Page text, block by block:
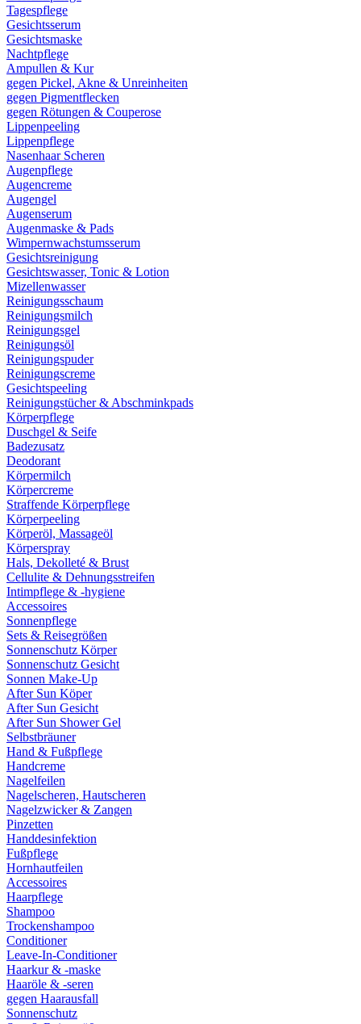
Tagespflege
Gesichtsserum
Gesichtsmaske
Nachtpflege
Ampullen & Kur
gegen Pickel, Akne & Unreinheiten
gegen Pigmentflecken
gegen Rötungen & Couperose
Lippenpeeling
Lippenpflege
Nasenhaar Scheren
Augenpflege
Augencreme
Augengel
Augenserum
Augenmaske & Pads
Wimpernwachstumsserum
Gesichtsreinigung
Gesichtswasser, Tonic & Lotion
Mizellenwasser
Reinigungsschaum
Reinigungsmilch
Reinigungsgel
Reinigungsöl
Reinigungspuder
Reinigungscreme
Gesichtspeeling
Reinigungstücher & Abschminkpads
Körperpflege
Duschgel & Seife
Badezusatz
Deodorant
Körpermilch
Körpercreme
Straffende Körperpflege
Körperpeeling
Körperöl, Massageöl
Körperspray
Hals, Dekolleté & Brust
Cellulite & Dehnungsstreifen
Intimpflege & -hygiene
Accessoires
Sonnenpflege
Sets & Reisegrößen
Sonnenschutz Körper
Sonnenschutz Gesicht
Sonnen Make-Up
After Sun Köper
After Sun Gesicht
After Sun Shower Gel
Selbstbräuner
Hand & Fußpflege
Handcreme
Nagelfeilen
Nagelscheren, Hautscheren
Nagelzwicker & Zangen
Pinzetten
Handdesinfektion
Fußpflege
Hornhautfeilen
Accessoires
Haarpflege
Shampoo
Trockenshampoo
Conditioner
Leave-In-Conditioner
Haarkur & -maske
Haaröle & -seren
gegen Haarausfall
Sonnenschutz